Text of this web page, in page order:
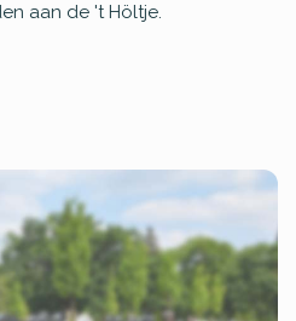
aan de 't Höltje.